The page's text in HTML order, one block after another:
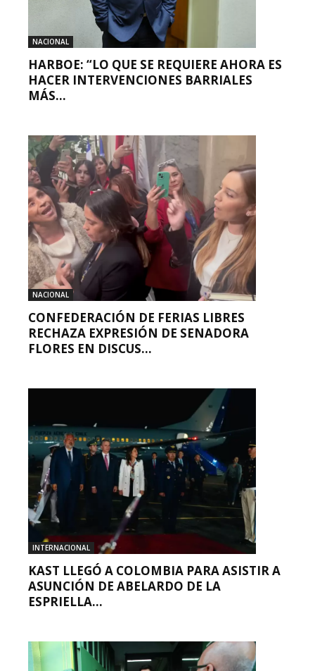
NACIONAL
HARBOE: “LO QUE SE REQUIERE AHORA ES
HACER INTERVENCIONES BARRIALES
MÁS...
NACIONAL
CONFEDERACIÓN DE FERIAS LIBRES
RECHAZA EXPRESIÓN DE SENADORA
FLORES EN DISCUS...
INTERNACIONAL
KAST LLEGÓ A COLOMBIA PARA ASISTIR A
ASUNCIÓN DE ABELARDO DE LA
ESPRIELLA...